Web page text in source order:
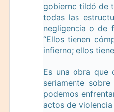
gobierno tildó de
todas las
negligencia o de
“Ellos tienen
infierno; ellos
Es una obra que
seriamente
podemos
actos de